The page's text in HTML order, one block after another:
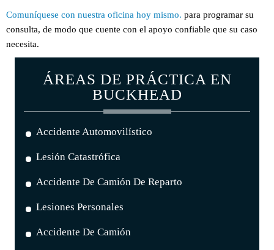
Comuníquese con nuestra oficina hoy mismo. para programar su
consulta, de modo que cuente con el apoyo confiable que su caso
necesita.
ÁREAS DE PRÁCTICA EN
BUCKHEAD
Accidente Automovilístico
Lesión Catastrófica
Accidente De Camión De Reparto
Lesiones Personales
Accidente De Camión